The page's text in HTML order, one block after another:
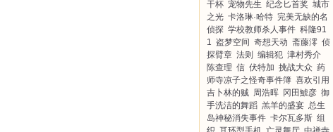
干杯 宠物先生 纪念匕首奖 城市
之光 卡洛琳·哈特 完美无缺的名
侦探 学校教师杀人事件 科隆91
1 盗梦空间 奇想天动 斋藤澪 侦
探臂章 法则 编辑犯 津村秀介
陈查理 信 伏特加 挑战大众 药
师寺凉子之怪奇事件簿 喜欢引用
吉卜林的贼 周浩晖 冈田鯱彦 御
手洗洁的舞蹈 羔羊的盛宴 总生
岛神秘消失事件 卡尔瓦多斯 组